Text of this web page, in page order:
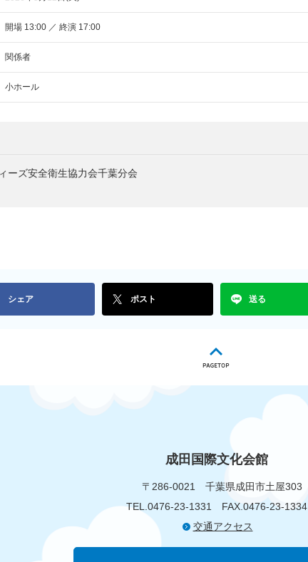
開場 13:00 ／ 終演 17:00
関係者
小ホール
ーズ安全衛生協力会千葉分会
シェア ポスト 送る
成田国際文化会館
〒286-0021 千葉県成田市土屋303
TEL.0476-23-1331 FAX.0476-23-1334
交通アクセス